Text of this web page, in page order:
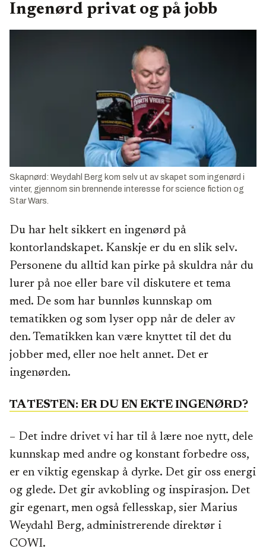
Ingenørd privat og på jobb
Skapnørd: Weydahl Berg kom selv ut av skapet som ingenørd i
vinter, gjennom sin brennende interesse for science fiction og
Star Wars.
Du har helt sikkert en ingenørd på
kontorlandskapet. Kanskje er du en slik selv.
Personene du alltid kan pirke på skuldra når du
lurer på noe eller bare vil diskutere et tema
med. De som har bunnløs kunnskap om
tematikken og som lyser opp når de deler av
den. Tematikken kan være knyttet til det du
jobber med, eller noe helt annet. Det er
ingenørden.
TA TESTEN: ER DU EN EKTE INGENØRD?
– Det indre drivet vi har til å lære noe nytt, dele
kunnskap med andre og konstant forbedre oss,
er en viktig egenskap å dyrke. Det gir oss energi
og glede. Det gir avkobling og inspirasjon. Det
gir egenart, men også fellesskap, sier Marius
Weydahl Berg, administrerende direktør i
COWI.